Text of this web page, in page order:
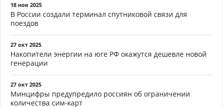
18 ноя 2025
В России создали терминал спутниковой связи для
поездов
27 окт 2025
Накопители энергии на юге РФ окажутся дешевле новой
генерации
27 окт 2025
Минцифры предупредило россиян об ограничении
количества сим-карт